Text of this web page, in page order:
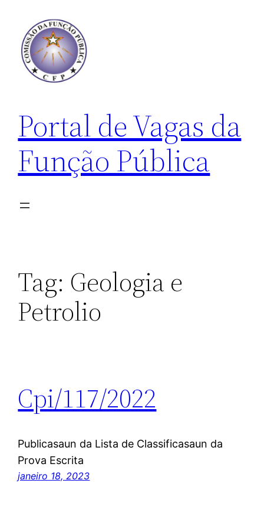
conteúdo
Portal de Vagas da
Função Pública
Tag: Geologia e
Petrolio
Cpi/117/2022
Publicasaun da Lista de Classificasaun da
Prova Escrita
janeiro 18, 2023